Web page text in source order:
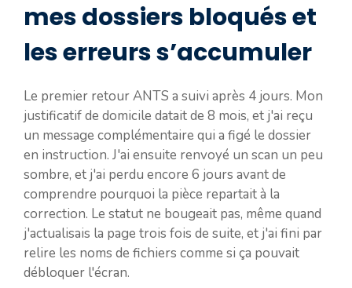
mes dossiers bloqués et
les erreurs s’accumuler
Le premier retour ANTS a suivi après 4 jours. Mon
justificatif de domicile datait de 8 mois, et j'ai reçu
un message complémentaire qui a figé le dossier
en instruction. J'ai ensuite renvoyé un scan un peu
sombre, et j'ai perdu encore 6 jours avant de
comprendre pourquoi la pièce repartait à la
correction. Le statut ne bougeait pas, même quand
j'actualisais la page trois fois de suite, et j'ai fini par
relire les noms de fichiers comme si ça pouvait
débloquer l'écran.